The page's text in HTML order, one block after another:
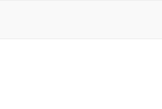
d'information de la ville